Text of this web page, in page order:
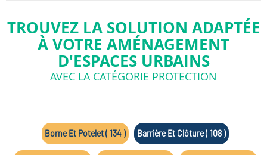
TROUVEZ LA SOLUTION ADAPTÉE
À VOTRE AMÉNAGEMENT
D'ESPACES URBAINS
AVEC LA CATÉGORIE PROTECTION
Borne Et Potelet ( 134 ) Barrière Et Clôture ( 108 )